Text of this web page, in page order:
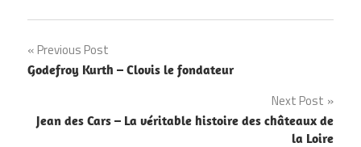
Navigation
de
l’article
Previous Post
Godefroy Kurth – Clovis le fondateur
Next Post
Jean des Cars – La véritable histoire des châteaux de
la Loire